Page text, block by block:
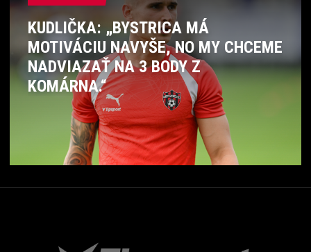
KUDLIČKA: „BYSTRICA MÁ
MOTIVÁCIU NAVYŠE, NO MY CHCEME
NADVIAZAŤ NA 3 BODY Z
KOMÁRNA.“